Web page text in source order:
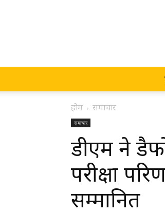
होम समाचार
समाचार
डीएम ने
परीक्षा
सम्मानित